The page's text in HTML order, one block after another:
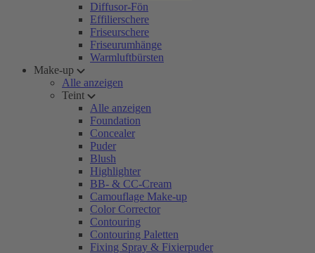
Diffusor-Fön
Effilierschere
Friseurschere
Friseurumhänge
Warmluftbürsten
Make-up
Alle anzeigen
Teint
Alle anzeigen
Foundation
Concealer
Puder
Blush
Highlighter
BB- & CC-Cream
Camouflage Make-up
Color Corrector
Contouring
Contouring Paletten
Fixing Spray & Fixierpuder